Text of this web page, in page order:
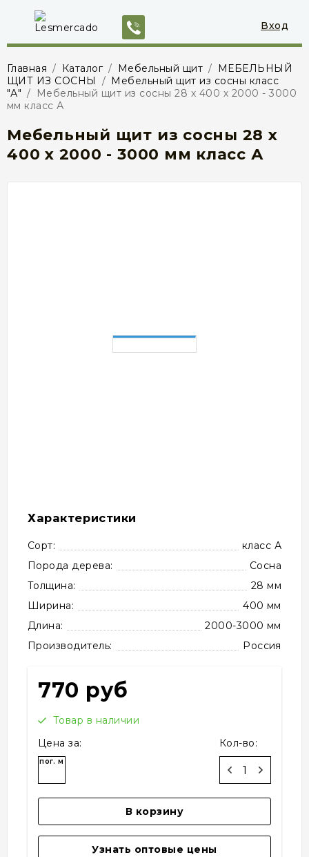
Вход
Главная / Каталог / Мебельный щит /
МЕБЕЛЬНЫЙ
ЩИТ ИЗ СОСНЫ
/ Мебельный щит из сосны класс
"А" /
Мебельный щит из сосны 28 х 400 х 2000 - 3000
мм класс А
Мебельный щит из сосны 28 х
400 х 2000 - 3000 мм класс А
Характеристики
Сорт:
класс А
Порода дерева:
Сосна
Толщина:
28 мм
Ширина:
400 мм
Длина:
2000-3000 мм
Производитель:
Россия
770 руб
Товар в наличии
Цена за:
пог. м
Кол-во:
В корзину
Узнать оптовые цены